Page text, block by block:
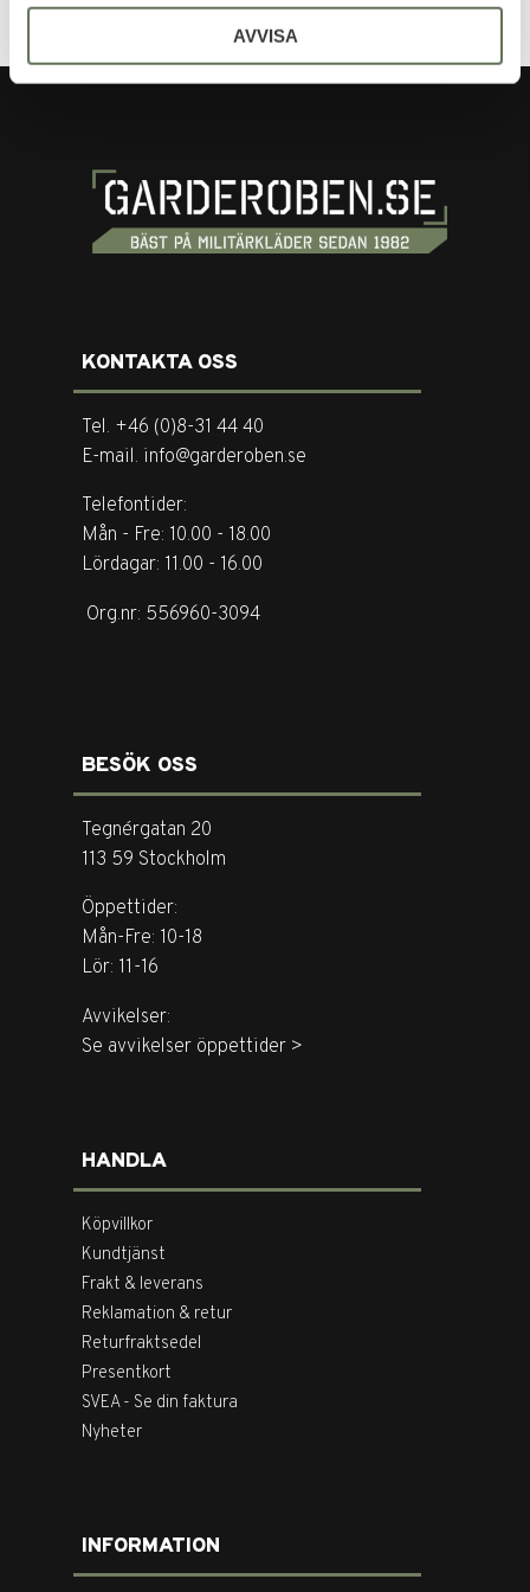
AVVISA
KONTAKTA OSS
Tel. +46 (0)8-31 44 40
E-mail. info@garderoben.se
Telefontider:
Mån - Fre: 10.00 - 18.00
Lördagar: 11.00 - 16.00
Org.nr: 556960-3094
BESÖK OSS
Tegnérgatan 20
113 59 Stockholm
Öppettider:
Mån-Fre: 10-18
Lör: 11-16
Avvikelser:
Se avvikelser öppettider >
HANDLA
Köpvillkor
Kundtjänst
Frakt & leverans
Reklamation & retur
Returfraktsedel
Presentkort
SVEA - Se din faktura
Nyheter
INFORMATION